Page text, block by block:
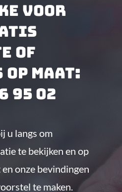
voor
of
maat:
95 02
u langs om
te bekijken en op
onze bevindingen
te maken.